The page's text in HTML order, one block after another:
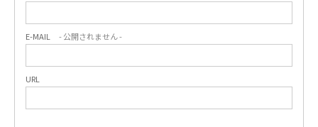
E-MAIL - 公開されません -
URL